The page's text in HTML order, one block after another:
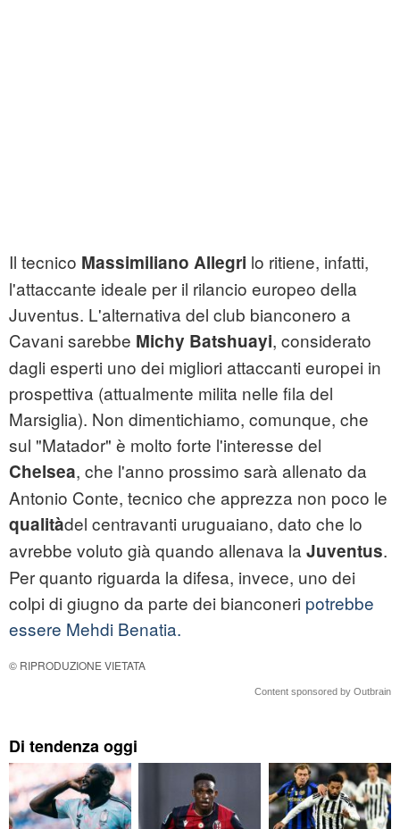
Il tecnico Massimiliano Allegri lo ritiene, infatti,
l'attaccante ideale per il rilancio europeo della
Juventus. L'alternativa del club bianconero a
Cavani sarebbe Michy Batshuayi, considerato
dagli esperti uno dei migliori attaccanti europei in
prospettiva (attualmente milita nelle fila del
Marsiglia). Non dimentichiamo, comunque, che
sul "Matador" è molto forte l'interesse del
Chelsea, che l'anno prossimo sarà allenato da
Antonio Conte, tecnico che apprezza non poco le
qualitàdel centravanti uruguaiano, dato che lo
avrebbe voluto già quando allenava la Juventus.
Per quanto riguarda la difesa, invece, uno dei
colpi di giugno da parte dei bianconeri potrebbe
essere Mehdi Benatia.
© RIPRODUZIONE VIETATA
Content sponsored by Outbrain
Di tendenza oggi